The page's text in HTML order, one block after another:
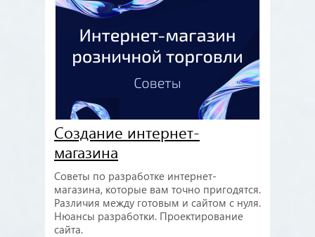
Создание интернет-
магазина
Советы по разработке интернет-
магазина, которые вам точно пригодятся.
Различия между готовым и сайтом с нуля.
Нюансы разработки. Проектирование
сайта.